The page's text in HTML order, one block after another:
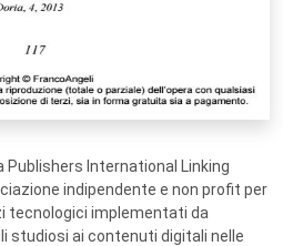
Publishers International Linking
indipendente e non profit per
tecnologici implementati da
studiosi ai contenuti digitali nelle